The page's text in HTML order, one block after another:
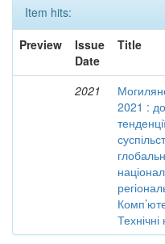
Item hits:
Preview
Issue
Date
Title
2021
2021 :
Технічні